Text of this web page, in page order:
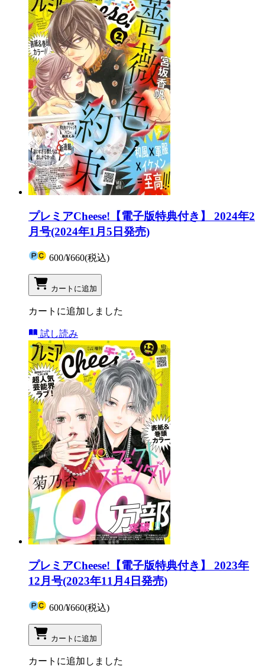
プレミアCheese!【電子版特典付き】 2024年2
月号(2024年1月5日発売)
600/¥660(税込)
カートに追加
カートに追加しました
試し読み
プレミアCheese!【電子版特典付き】 2023年
12月号(2023年11月4日発売)
600/¥660(税込)
カートに追加
カートに追加しました